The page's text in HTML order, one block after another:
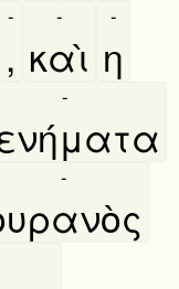
,
-
καὶ
-
η
-
-
-